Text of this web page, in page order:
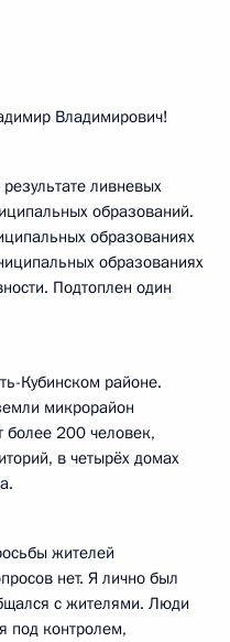
Владимирович!
ливневых
образований.
образованиях
образованиях
Подтоплен один
Кубинском районе.
микрорайон
более 200 человек,
в четырёх домах
жителей
нет. Я лично был
с жителями. Люди
под контролем,